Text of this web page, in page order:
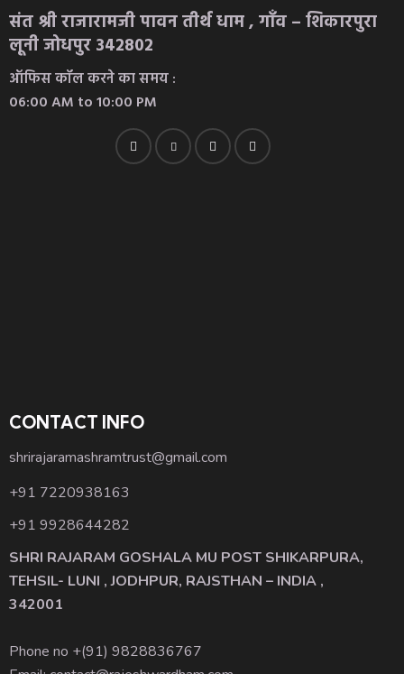
संत श्री राजारामजी पावन तीर्थ धाम , गाँव – शिकारपुरा
लूनी जोधपुर 342802
ऑफिस कॉल करने का समय :
06:00 AM to 10:00 PM
CONTACT INFO
shrirajaramashramtrust@gmail.com
+91 7220938163
+91 9928644282
SHRI RAJARAM GOSHALA MU POST SHIKARPURA,
TEHSIL- LUNI , JODHPUR, RAJSTHAN – INDIA ,
342001
Phone no +(91) 9828836767